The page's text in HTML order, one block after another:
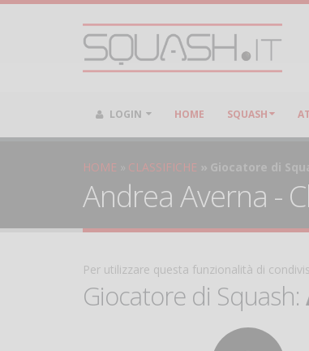
LOGIN HOME SQUASH
HOME CLASSIFICHE Giocatore di
Andrea Averna -
Per utilizzare questa funzionalità di
Giocatore di Squash: